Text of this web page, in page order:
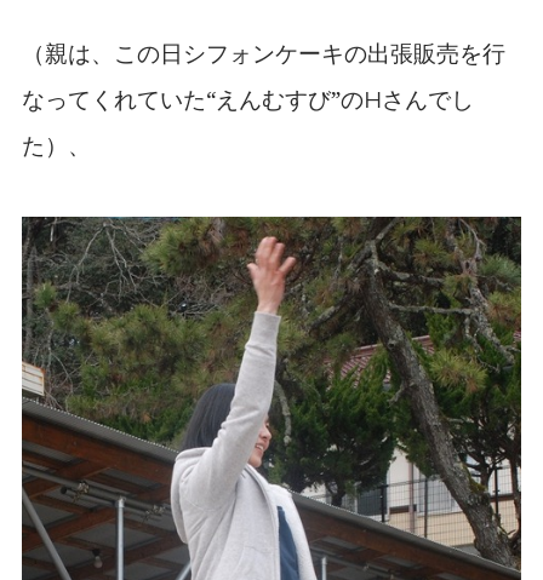
（親は、この日シフォンケーキの出張販売を行
なってくれていた“えんむすび”のHさんでし
た）、